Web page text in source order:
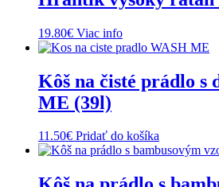
19.80€ Viac info
Kôš na čisté prádlo s
ME (39l)
11.50€ Pridať do košíka